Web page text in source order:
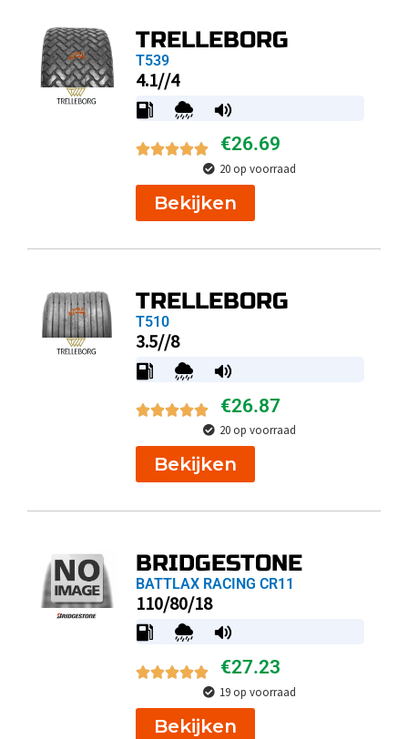
TRELLEBORG
T539
4.1//4
€26.69
20 op voorraad
Bekijken
TRELLEBORG
T510
3.5//8
€26.87
20 op voorraad
Bekijken
BRIDGESTONE
BATTLAX RACING CR11
110/80/18
€27.23
19 op voorraad
Bekijken